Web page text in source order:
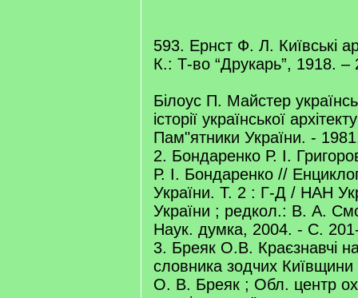
593. Ернст Ф. Л. Київські
К.: Т-во “Друкарь”, 1918. –
Білоус П. Майстер
історії української
Пам"ятники України. -
2. Бондаренко Р. І.
Р. І. Бондаренко //
України. Т. 2 : Г-Д / НАН
України ; редкол.: В. А.
Наук. думка, 2004. - С.
3. Бреяк О.В. Краєзнавчі
словника зодчих
О. В. Бреяк ; Обл. центр